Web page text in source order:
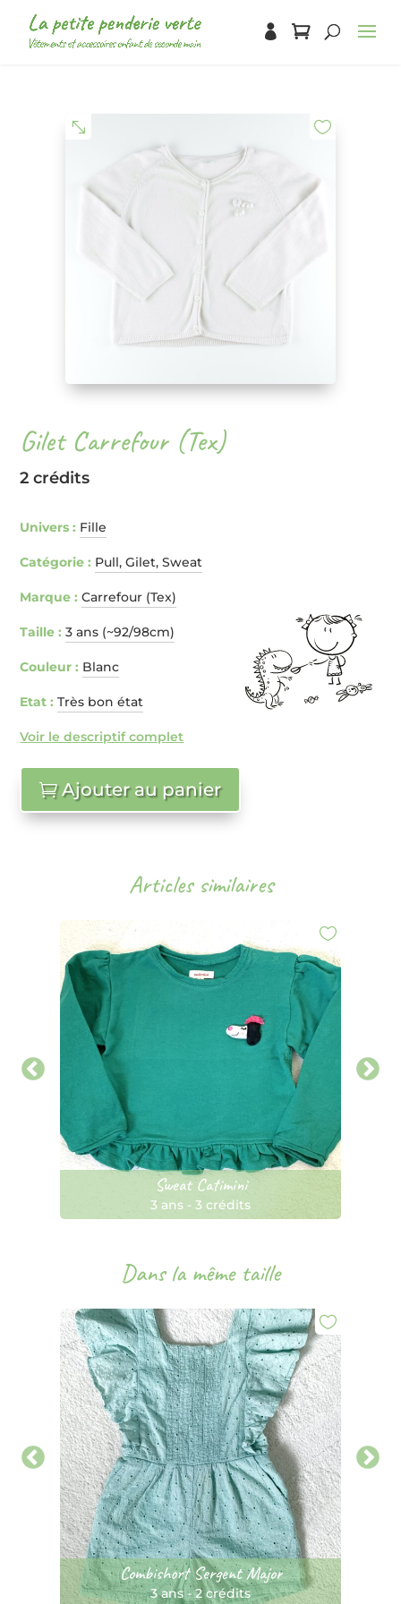
Gilet Carrefour (Tex)
2 crédits
Univers : Fille
Catégorie : Pull, Gilet, Sweat
Marque : Carrefour (Tex)
Taille : 3 ans (~92/98cm)
Couleur : Blanc
Etat : Très bon état
Voir le descriptif complet
Ajouter au panier
Articles similaires
Sweat Catimini
3 ans -3 crédits
Dans la même taille
Combishort Sergent Major
3 ans-2 crédits